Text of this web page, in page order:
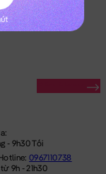
- 9h30 Tối
0967110738
9h - 21h30